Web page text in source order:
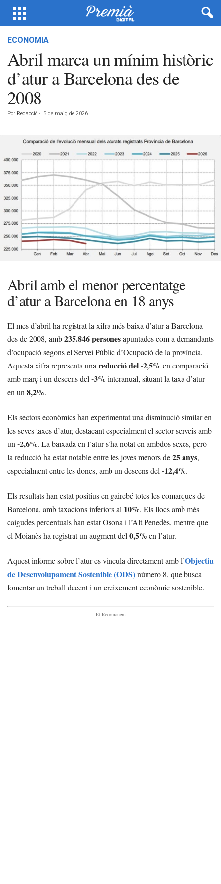
ECONOMIA
Abril marca un mínim històric
d’atur a Barcelona des de
2008
Por Redacció - 5 de maig de 2026
Abril amb el menor percentatge
d’atur a Barcelona en 18 anys
El mes d’abril ha registrat la xifra més baixa d’atur a Barcelona
des de 2008, amb235.846 personesapuntades com a demandants
d’ocupació segons el Servei Públic d’Ocupació de la província.
Aquesta xifra representa una reducció del -2,5% en comparació
amb març i un descens del -3% interanual, situant la taxa d’atur
en un 8,2%.
Els sectors econòmics han experimentat una disminució similar en
les seves taxes d’atur, destacant especialment el sector serveis amb
un -2,6%. La baixada en l’atur s’ha notat en ambdós sexes, però
la reducció ha estat notable entre les joves menors de25 anys,
especialment entre les dones, amb un descens del -12,4%.
Els resultats han estat positius en gairebé totes les comarques de
Barcelona, amb taxacions inferiors al 10%. Els llocs amb més
caigudes percentuals han estat Osona i l’Alt Penedès, mentre que
el Moianès ha registrat un augment del 0,5% en l’atur.
Aquest informe sobre l’atur es vincula directament amb l’Objectiu
de Desenvolupament Sostenible (ODS)número 8, que busca
fomentar un treball decent i un creixement econòmic sostenible.
- Et Recomanem -